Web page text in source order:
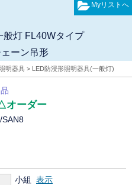
高出力形1灯用相当) チェーン吊形
道路・トンネル・防犯用照明 > LED防浸形照明器具 > LED防浸形照明器具(一般灯)
オーダー
SAN8
小組